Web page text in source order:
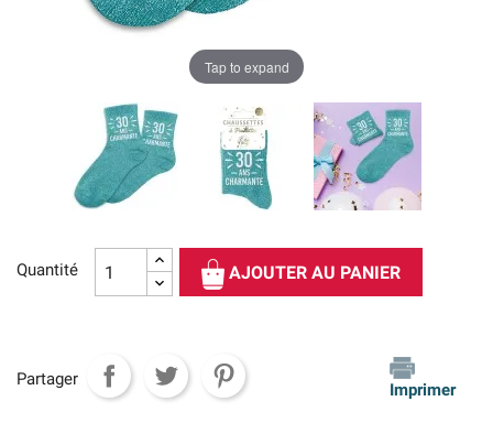
Tap to expand
Quantité AJOUTER AU PANIER
Partager
Imprimer